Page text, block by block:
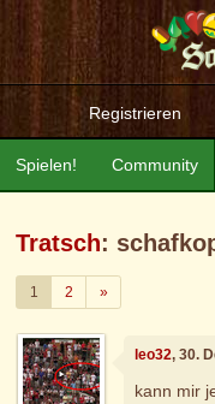
Registrieren
Community
Spielen!
Tratsch:
1 2 »Weiter
leo32, 30.
kann mir